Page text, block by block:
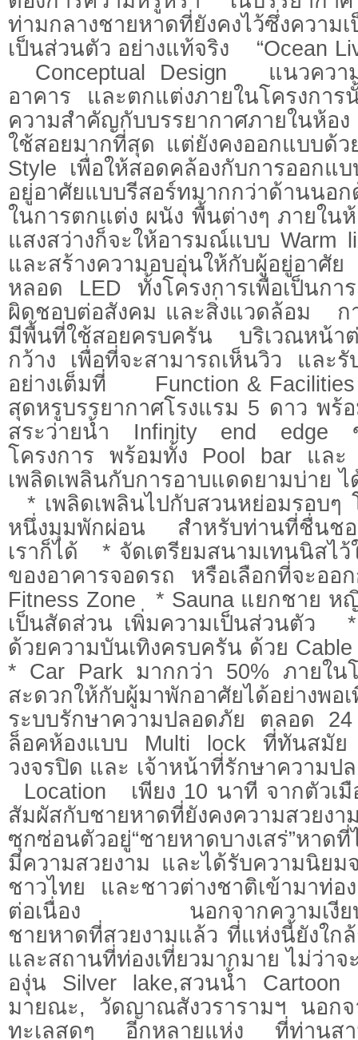
ท่ามกลางชายหาดที่ยังคงไว้ซึ่งควา
เป็นส่วนตัว อย่างแท้จริง “Ocean
Conceptual Design แนวความ
อาคาร และตกแต่งภายในโครงกา
ความสำคัญกับบรรยากาศภายใน
ใช้สอยมากที่สุด แต่ยังคงออกแบบด้ว
Style เพื่อให้สอดคล้องกับการออกแ
อยู่อาศัยแบบรีสอร์ทมากกว่าด้านนอ
ในการตกแต่ง ผนัง พื้นต่างๆ ภายใ
แสงสว่างก็จะให้อารมณ์แบบ Warm
และสร้างความอบอุ่นให้กับผู้อยู่อา
หลอด LED ทั้งโครงการเพื่อเป็นกา
ผิดชอบต่อสังคม และสิ่งแวดล้อม ก
มีพื้นที่ใช้สอยครบครัน บริเวณหน้าต่
กว้าง เพื่อที่จะสามารถเห็นวิว และ
อย่างเต็มที่ Function &
สุดหรูบรรยากาศโรงแรม 5 ดาว พ
สระว่ายน้ำ Infinity end edge
โครงการ พร้อมทั้ง Pool bar แล
เพลิดเพลินกับการอาบแดดยาม
* เพลิดเพลินไปกับสวนหย่อมรอบๆ
หนึ่งมุมพักผ่อน สำหรับท่านที่ชื่นชอ
เราก็ได้ * จัดเตรียมสนามเทนนิสไ
ของอาคารจอดรถ หรือเลือกที่จะออ
Fitness Zone * Sauna แยกชาย ห
เป็นสัดส่วน เพิ่มความเป็นส่วนตัว
ด้วยความบันเทิงครบครัน ด้วย
* Car Park มากกว่า 50% ภายใน
สะดวกให้กับผู้มาพักอาศัยได้อย่า
ระบบรักษาความปลอดภัย ตลอด
ล็อคห้องแบบ Multi lock ที่ทันส
วงจรปิด และ เจ้าหน้าที่รักษาควา
Location เพียง 10 นาที จากตัวเ
สัมผัสกับชายหาดที่ยังคงความสวย
ซุกซ่อนตัวอยู่“ชายหาดบางเสร่”หาด
มีความสวยงาม และได้รับความนิยม
ชาวไทย และชาวต่างชาติเข้ามาท่อ
ต่อเนื่อง นอกจากความเงียบส
ชายหาดที่สวยงามแล้ว ที่แห่งนี้ยังใก
และสถานที่ท่องเที่ยวมากมาย ไม่ว่า
องุ่น Silver lake,สวนน้ำ Cartoon
มายณะ, วัดญาณสังวรารามฯ นอกจ
ทะเลสดๆ อีกหลายแห่ง ที่ท่านสา